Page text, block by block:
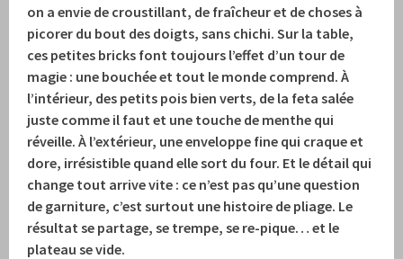
on a envie de croustillant, de fraîcheur et de choses à
picorer du bout des doigts, sans chichi. Sur la table,
ces petites bricks font toujours l’effet d’un tour de
magie : une bouchée et tout le monde comprend. À
l’intérieur, des petits pois bien verts, de la feta salée
juste comme il faut et une touche de menthe qui
réveille. À l’extérieur, une enveloppe fine qui craque et
dore, irrésistible quand elle sort du four. Et le détail qui
change tout arrive vite : ce n’est pas qu’une question
de garniture, c’est surtout une histoire de pliage. Le
résultat se partage, se trempe, se re-pique… et le
plateau se vide.